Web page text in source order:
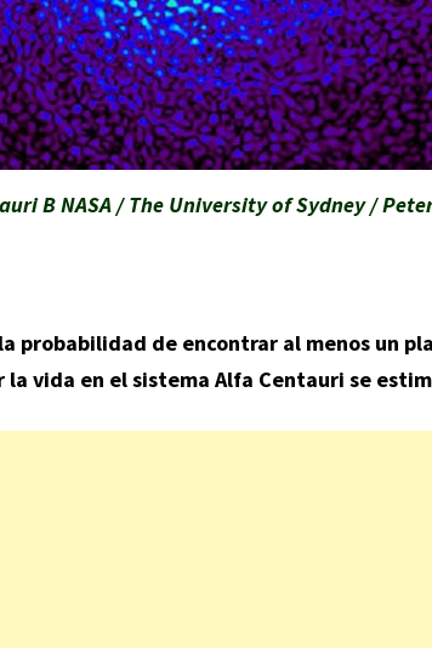
B NASA / The University of Sydney /
probabilidad de encontrar al menos un
vida en el sistema Alfa Centauri se